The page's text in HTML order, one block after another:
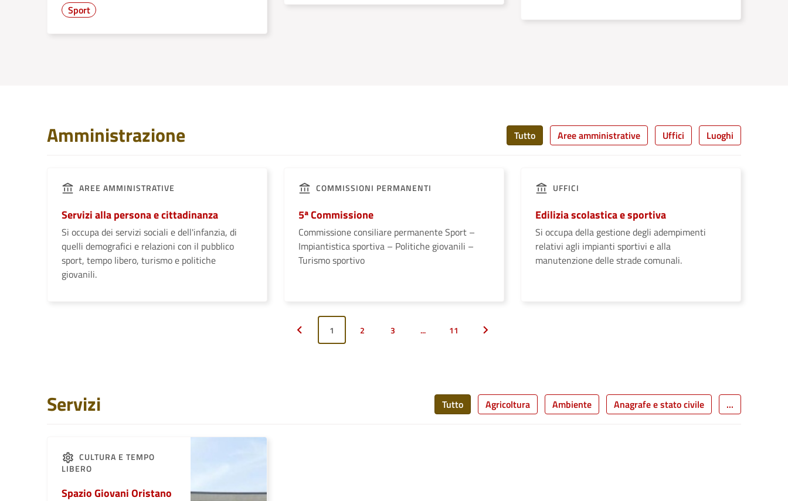
Sport
Amministrazione Tutto Aree amministrative Uffici Luoghi
AREE AMMINISTRATIVE
Servizi alla persona e cittadinanza
Si occupa dei servizi sociali e dell'infanzia, di
quelli demografici e relazioni con il pubblico
sport, tempo libero, turismo e politiche
giovanili.
COMMISSIONI PERMANENTI
5ª Commissione
Commissione consiliare permanente Sport –
Impiantistica sportiva – Politiche giovanili –
Turismo sportivo
UFFICI
Edilizia scolastica e sportiva
Si occupa della gestione degli adempimenti
relativi agli impianti sportivi e alla
manutenzione delle strade comunali.
Pagina precedente
1 2 3 ... 11 Pagina successiva
Servizi Tutto Agricoltura Ambiente Anagrafe e stato civile ...
CULTURA E TEMPO
LIBERO
Spazio Giovani Oristano